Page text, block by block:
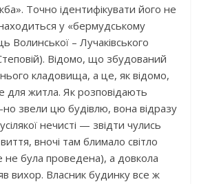
Точно ідентифікувати його не
у «бермудському
Волинської – Лучаківського
Відомо, що збудований
кладовища, а це, як відомо,
для житла. Як розповідають
но звели цю будівлю, вона відразу
нечисті — звідти чулись
вночі там блимало світло
не була проведена), а довкола
вихор. Власник будинку все ж